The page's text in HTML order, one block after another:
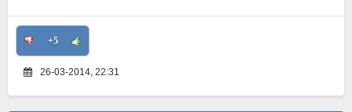
+5
26-03-2014, 22:31